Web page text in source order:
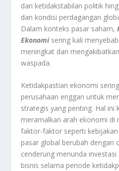
dari ketidakstabilan politik
dan kondisi perdagangan
Dalam konteks pasar saham,
Ekonomisering kali
meningkat dan
waspada.
Ketidakpastian ekonomi
perusahaan enggan untuk
strategis yang penting. Hal ini
meramalkan arah ekonomi di
faktor-faktor seperti
pasar global berubah dengan
cenderung menunda
bisnis selama periode